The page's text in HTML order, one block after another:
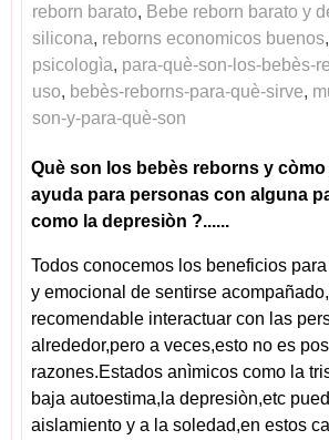
reborn barato, Bebe reborn barato y
silicona, reborns economicos buenos,
psicologìa, para-què-son-los-bebès-
uso, bebès-reborns-para-què-sirve,
son-y-para-què-son
Què son los bebès reborns y
ayuda para personas con alguna
como la depresiòn ?......
Todos conocemos los beneficios
y emocional de sentirse
recomendable interactuar con las
alrededor,pero a veces,esto no es
razones.Estados anìmicos como la
baja autoestima,la depresiòn,etc
aislamiento y a la soledad,en estos